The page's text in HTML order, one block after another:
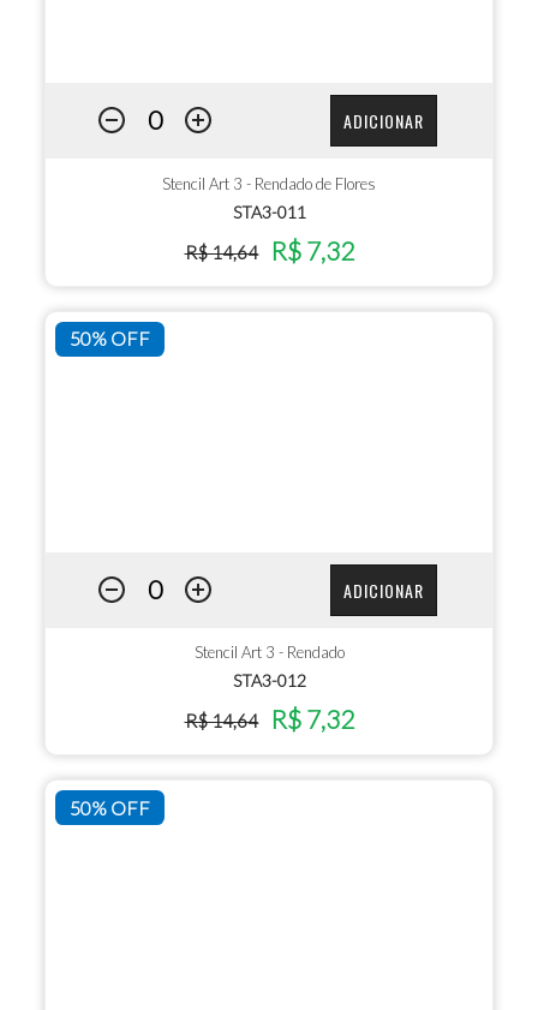
ADICIONAR
Stencil Art 3 - Rendado de Flores
STA3-011
R$ 14,64 R$ 7,32
50% OFF
ADICIONAR
Stencil Art 3 - Rendado
STA3-012
R$ 14,64 R$ 7,32
50% OFF